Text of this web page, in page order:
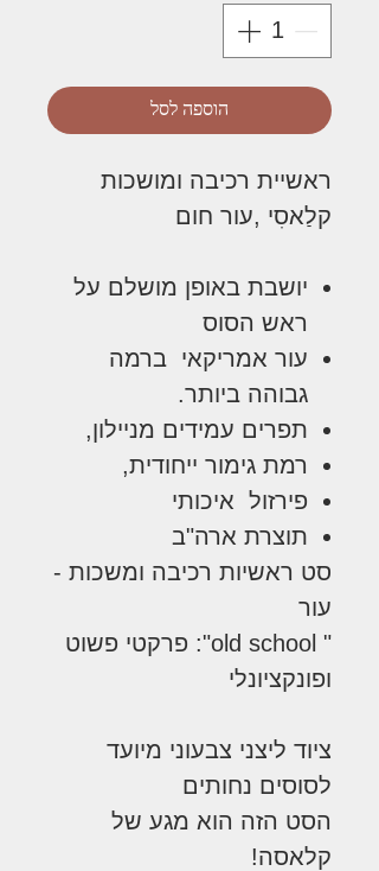
הוספה לסל
ראשיית רכיבה ומושכות
קלַאסִי ,עור חום
יושבת באופן מושלם על
ראש הסוס
עור אמריקאי ברמה
גבוהה ביותר.
תפרים עמידים מניילון,
רמת גימור ייחודית,
פירזול איכותי
תוצרת ארה"ב
סט ראשיות רכיבה ומשכות -
עור
" old school": פרקטי פשוט
ופונקציונלי
ציוד ליצני צבעוני מיועד
לסוסים נחותים
הסט הזה הוא מגע של
קלאסה!